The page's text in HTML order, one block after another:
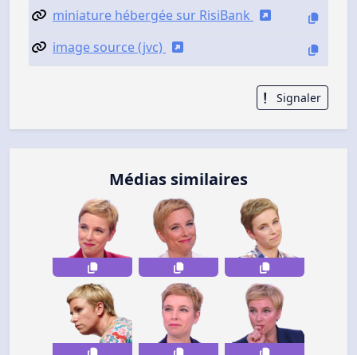
miniature hébergée sur RisiBank
image source (jvc)
Signaler
Médias similaires